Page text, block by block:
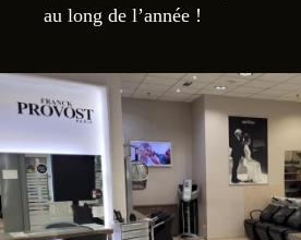
au long de l’année !